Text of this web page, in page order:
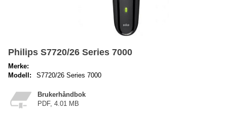
Philips S7720/26 Series 7000
Merke:
Modell:
S7720/26 Series 7000
Brukerhåndbok
PDF, 4.01 MB